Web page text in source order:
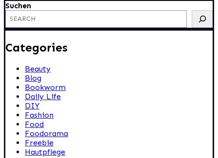
Suchen
Categories
Beauty
Blog
Bookworm
Daily Life
DIY
Fashion
Food
Foodorama
Freebie
Hautpflege